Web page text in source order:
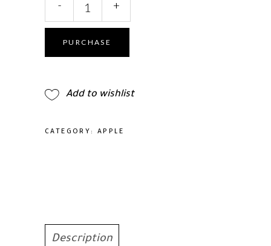
برو
أبل
تيرابايت
|
أزرق
- +
PURCHASE
Add to wishlist
CATEGORY:APPLE
Description